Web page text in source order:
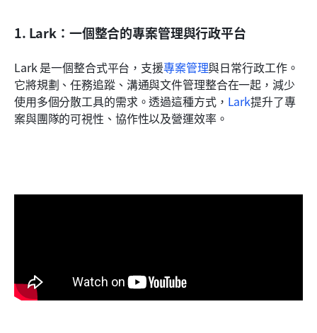
1. Lark：一個整合的專案管理與行政平台
Lark 是一個整合式平台，支援專案管理與日常行政工作。
它將規劃、任務追蹤、溝通與文件管理整合在一起，減少
使用多個分散工具的需求。透過這種方式， Lark提升了專
案與團隊的可視性、協作性以及營運效率。